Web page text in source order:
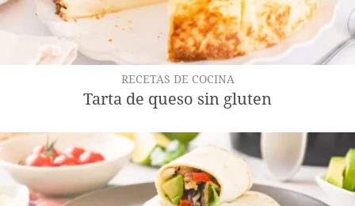
RECETAS DE COCINA
Tarta de queso sin gluten